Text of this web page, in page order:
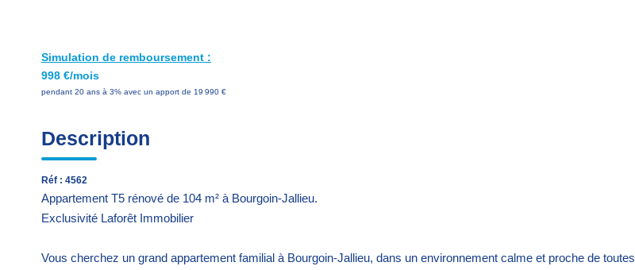
Simulation de remboursement :
998 €/mois
pendant 20 ans à 3% avec un apport de 19 990 €
Description
Réf : 4562
Appartement T5 rénové de 104 m² à Bourgoin-Jallieu.
Exclusivité Laforêt Immobilier
Vous cherchez un grand appartement familial à Bourgoin-Jallieu, dans un environnement calme et proche de toutes